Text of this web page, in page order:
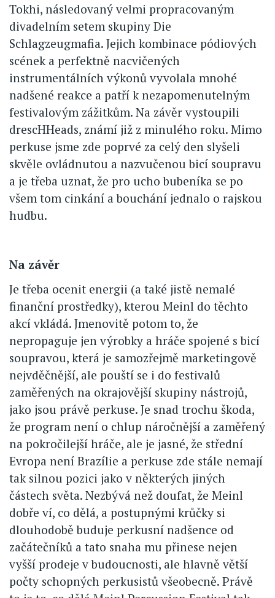
Tokhi, následovaný velmi propracovaným
divadelním setem skupiny Die
Schlagzeugmafia. Jejich kombinace pódiových
scének a perfektně nacvičených
instrumentálních výkonů vyvolala mnohé
nadšené reakce a patří k nezapomenutelným
festivalovým zážitkům. Na závěr vystoupili
drescHHeads, známí již z minulého roku. Mimo
perkuse jsme zde poprvé za celý den slyšeli
skvěle ovládnutou a nazvučenou bicí soupravu
a je třeba uznat, že pro ucho bubeníka se po
všem tom cinkání a bouchání jednalo o rajskou
hudbu.
Na závěr
Je třeba ocenit energii (a také jistě nemalé
finanční prostředky), kterou Meinl do těchto
akcí vkládá. Jmenovitě potom to, že
nepropaguje jen výrobky a hráče spojené s bicí
soupravou, která je samozřejmě marketingově
nejvděčnější, ale pouští se i do festivalů
zaměřených na okrajovější skupiny nástrojů,
jako jsou právě perkuse. Je snad trochu škoda,
že program není o chlup náročnější a zaměřený
na pokročilejší hráče, ale je jasné, že střední
Evropa není Brazílie a perkuse zde stále nemají
tak silnou pozici jako v některých jiných
částech světa. Nezbývá než doufat, že Meinl
dobře ví, co dělá, a postupnými krůčky si
dlouhodobě buduje perkusní nadšence od
začátečníků a tato snaha mu přinese nejen
vyšší prodeje v budoucnosti, ale hlavně větší
počty schopných perkusistů všeobecně. Právě